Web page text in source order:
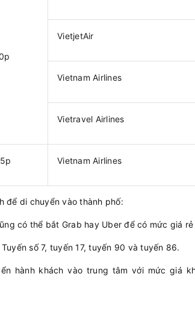
VietjetAir
Vietnam Airlines
Vietravel Airlines
Vietnam Airlines
để di chuyển vào thành phố:
có thể bắt Grab hay Uber để có mức giá rẻ
số 7, tuyến 17, tuyến 90 và tuyến 86.
hành khách vào trung tâm với mức giá